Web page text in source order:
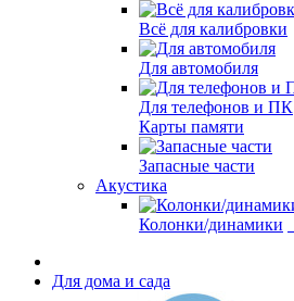
Всё для калибровки
Для автомобиля
Для телефонов и ПК
Карты памяти
Запасные части
Акустика
Колонки/динамики
Для дома и сада